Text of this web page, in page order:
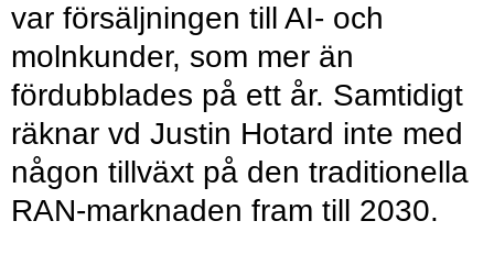
var försäljningen till AI- och
molnkunder, som mer än
fördubblades på ett år. Samtidigt
räknar vd Justin Hotard inte med
någon tillväxt på den traditionella
RAN-marknaden fram till 2030.